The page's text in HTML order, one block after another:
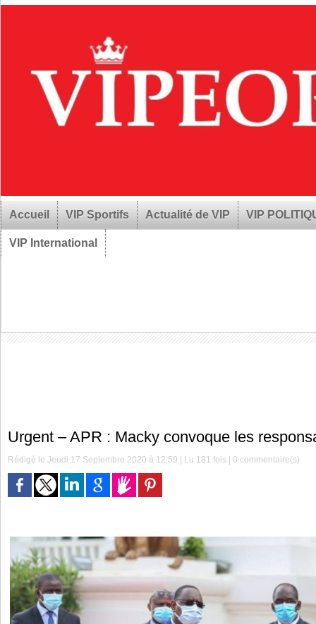
Accueil VIP Sportifs Actualité de VIP VIP
VIP International
Urgent – APR : Macky convoque les
Rédigé le Jeudi 17 Septembre 2020 à 12:59 | Lu 181 fois |0 commentaire(s)